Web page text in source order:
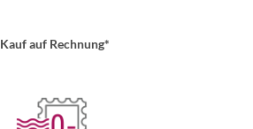
Kauf auf Rechnung*